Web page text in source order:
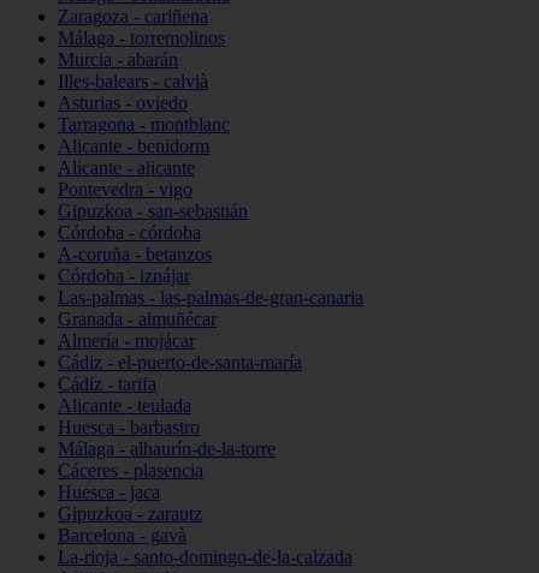
Zaragoza - cariñena
Málaga - torremolinos
Murcia - abarán
Illes-balears - calvià
Asturias - oviedo
Tarragona - montblanc
Alicante - benidorm
Alicante - alicante
Pontevedra - vigo
Gipuzkoa - san-sebastián
Córdoba - córdoba
A-coruña - betanzos
Córdoba - iznájar
Las-palmas - las-palmas-de-gran-canaria
Granada - almuñécar
Almería - mojácar
Cádiz - el-puerto-de-santa-maría
Cádiz - tarifa
Alicante - teulada
Huesca - barbastro
Málaga - alhaurín-de-la-torre
Cáceres - plasencia
Huesca - jaca
Gipuzkoa - zarautz
Barcelona - gavà
La-rioja - santo-domingo-de-la-calzada